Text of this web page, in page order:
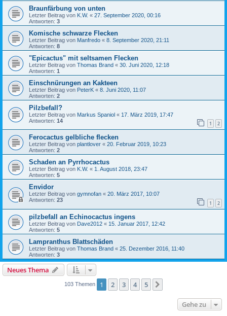
Braunfärbung von unten
Letzter Beitrag von K.W. « 27. September 2020, 00:16
Antworten: 3
Komische schwarze Flecken
Letzter Beitrag von Manfredo « 8. September 2020, 21:11
Antworten: 8
"Epicactus" mit seltsamen Flecken
Letzter Beitrag von Thomas Brand « 30. Juni 2020, 12:18
Antworten: 1
Einschnürungen an Kakteen
Letzter Beitrag von PeterK « 8. Juni 2020, 11:07
Antworten: 2
Pilzbefall?
Letzter Beitrag von Markus Spaniol « 17. März 2019, 17:47
Antworten: 14 1 2
Ferocactus gelbliche flecken
Letzter Beitrag von plantlover « 20. Februar 2019, 10:23
Antworten: 2
Schaden an Pyrrhocactus
Letzter Beitrag von K.W. « 1. August 2018, 23:47
Antworten: 5
Envidor
Letzter Beitrag von gymnofan « 20. März 2017, 10:07
Antworten: 23 1 2
pilzbefall an Echinocactus ingens
Letzter Beitrag von Dave2012 « 15. Januar 2017, 12:42
Antworten: 5
Lampranthus Blattschäden
Letzter Beitrag von Thomas Brand « 25. Dezember 2016, 11:40
Antworten: 3
Neues Thema
103 Themen 1 2 3 4 5
Gehe zu